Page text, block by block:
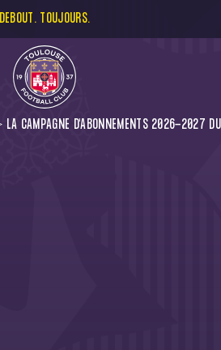
DEBOUT. TOUJOURS.
LA CAMPAGNE D'ABONNEMENTS 2026-2027